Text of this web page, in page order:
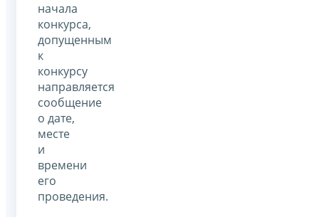
начала
конкурса,
допущенным
к
конкурсу
направляется
сообщение
о дате,
месте
и
времени
его
проведения.